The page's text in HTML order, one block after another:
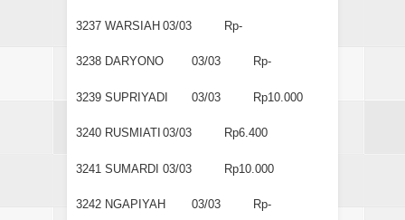
3237 WARSIAH 03/03 Rp-
3238 DARYONO 03/03 Rp-
3239 SUPRIYADI 03/03 Rp10.000
3240 RUSMIATI 03/03 Rp6.400
3241 SUMARDI 03/03 Rp10.000
3242 NGAPIYAH 03/03 Rp-